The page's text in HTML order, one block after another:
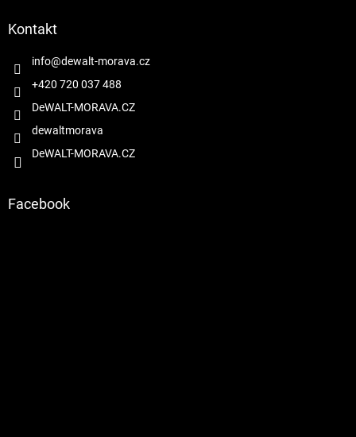
Kontakt
info@dewalt-morava.cz
+420 720 037 488
DeWALT-MORAVA.CZ
dewaltmorava
DeWALT-MORAVA.CZ
Facebook